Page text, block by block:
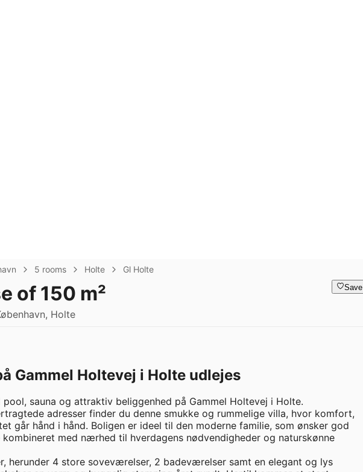
5 rooms Holte Gl Holte
of 150 m²
Holte
Save
Gammel Holtevej i Holte udlejes
sauna og attraktiv beliggenhed på Gammel Holtevej i Holte.
adresser finder du denne smukke og rummelige villa, hvor komfort,
går hånd i hånd. Boligen er ideel til den moderne familie, som ønsker god
med nærhed til hverdagens nødvendigheder og naturskønne
herunder 4 store soveværelser, 2 badeværelser samt en elegant og lys